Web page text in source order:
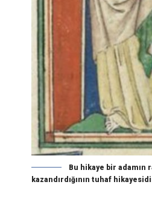
Bu hikaye bir adamın
kazandırdığının tuhaf